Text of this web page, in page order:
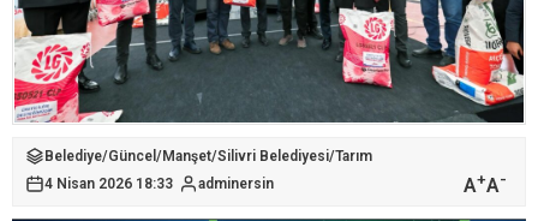
Belediye/Güncel /Manşet/Silivri Belediyesi/Tarım
4 Nisan 2026 18:33
adminersin A+A-